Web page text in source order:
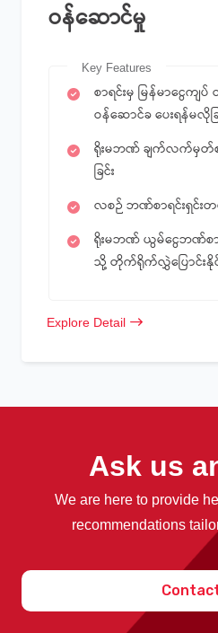
ဝန်ဆောင်မှု
Key Features
စာရင်းမှ မြန်မာငွေ
ဝန်ဆောင်ခ ပေးရန်မလိုခ
ရိုးမဘဏ် ချက်လက်မှတ်
ခြင်း
လစဉ် ဘဏ်စာရင်းရှင်းတ
ရိုးမဘဏ် ယွမ်ငွေဘဏ်စ
သို့ တိုက်ရိုက်လွှဲပြောင်းနိုင်
Explore Detail
Ask us
We are here to provide
recommendations